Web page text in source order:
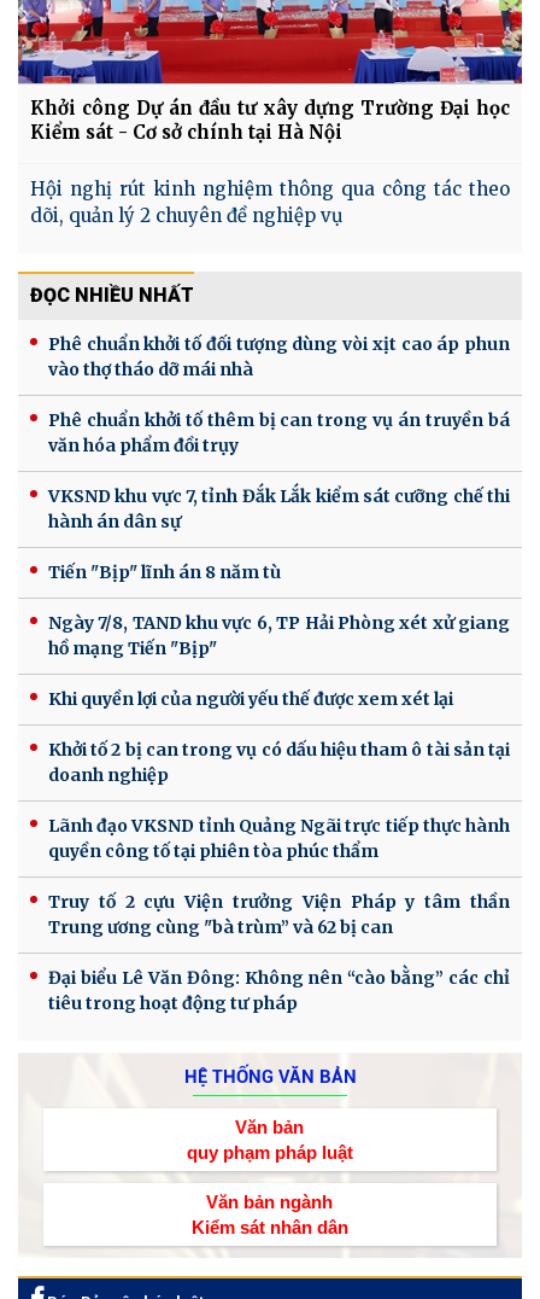
Khởi công Dự án đầu tư xây dựng Trường Đại học
Kiểm sát - Cơ sở chính tại Hà Nội
Hội nghị rút kinh nghiệm thông qua công tác theo
dõi, quản lý 2 chuyên đề nghiệp vụ
ĐỌC NHIỀU NHẤT
Phê chuẩn khởi tố đối tượng dùng vòi xịt cao áp phun
vào thợ tháo dỡ mái nhà
Phê chuẩn khởi tố thêm bị can trong vụ án truyền bá
văn hóa phẩm đồi trụy
VKSND khu vực 7, tỉnh Đắk Lắk kiểm sát cưỡng chế thi
hành án dân sự
Tiến "Bịp" lĩnh án 8 năm tù
Ngày 7/8, TAND khu vực 6, TP Hải Phòng xét xử giang
hồ mạng Tiến "Bịp"
Khi quyền lợi của người yếu thế được xem xét lại
Khởi tố 2 bị can trong vụ có dấu hiệu tham ô tài sản tại
doanh nghiệp
Lãnh đạo VKSND tỉnh Quảng Ngãi trực tiếp thực hành
quyền công tố tại phiên tòa phúc thẩm
Truy tố 2 cựu Viện trưởng Viện Pháp y tâm thần
Trung ương cùng "bà trùm” và 62 bị can
Đại biểu Lê Văn Đông: Không nên “cào bằng” các chỉ
tiêu trong hoạt động tư pháp
HỆ THỐNG VĂN BẢN
Văn bản
quy phạm pháp luật
Văn bản ngành
Kiểm sát nhân dân